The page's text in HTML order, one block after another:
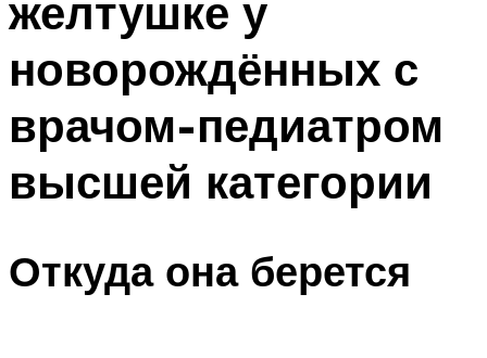
желтушке у
новорождённых с
врачом-педиатром
высшей категории
Откуда она берется